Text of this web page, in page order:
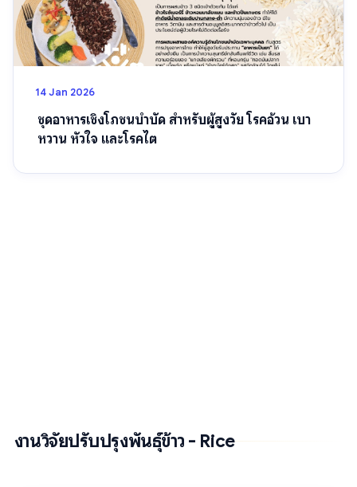
14 Jan 2026
ชุดอาหารเชิงโภชนบำบัด สำหรับผู้สูงวัย โรคอ้วน เบา
หวาน หัวใจ และโรคไต
งานวิจัยปรับปรุงพันธุ์ข้าว - Rice